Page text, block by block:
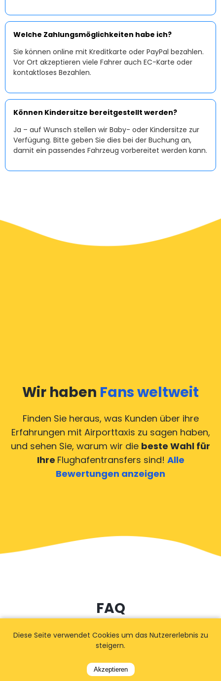
Welche Zahlungsmöglichkeiten habe ich?
Sie können online mit Kreditkarte oder PayPal bezahlen.
Vor Ort akzeptieren viele Fahrer auch EC-Karte oder
kontaktloses Bezahlen.
Können Kindersitze bereitgestellt werden?
Ja – auf Wunsch stellen wir Baby- oder Kindersitze zur
Verfügung. Bitte geben Sie dies bei der Buchung an,
damit ein passendes Fahrzeug vorbereitet werden kann.
Wir haben Fans weltweit
Finden Sie heraus, was Kunden über ihre
Erfahrungen mit Airporttaxis zu sagen haben,
und sehen Sie, warum wir die beste Wahl für
Ihre Flughafentransfers sind! Alle
Bewertungen anzeigen
FAQ
Diese Seite verwendet Cookies um das Nutzererlebnis zu
steigern.
Akzeptieren